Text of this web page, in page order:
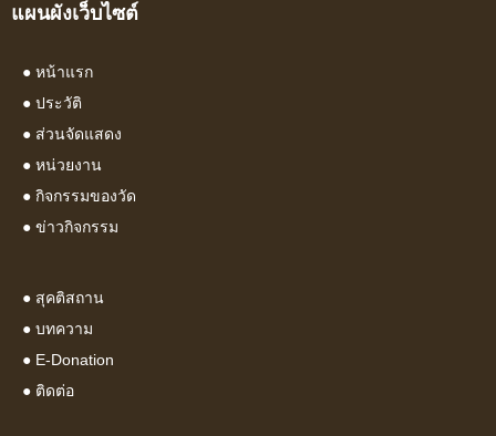
แผนผังเว็บไซต์
● หน้าแรก
● ประวัติ
● ส่วนจัดแสดง
● หน่วยงาน
● กิจกรรมของวัด
● ข่าวกิจกรรม
● สุคติสถาน
● บทความ
● E-Donation
● ติดต่อ